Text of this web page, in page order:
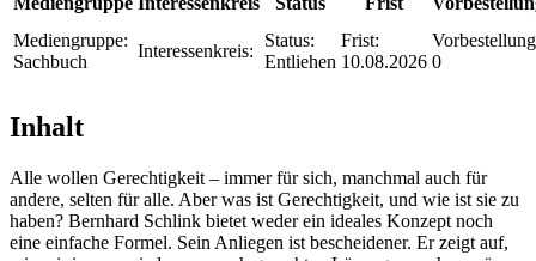
Mediengruppe:
Sachbuch
Interessenkreis:
Status:
Entliehen
Frist:
10.08.2026 0
Inhalt
Alle wollen Gerechtigkeit – immer für sich, manchmal auch für
andere, selten für alle. Aber was ist Gerechtigkeit, und wie ist sie zu
haben? Bernhard Schlink bietet weder ein ideales Konzept noch
eine einfache Formel. Sein Anliegen ist bescheidener. Er zeigt auf,